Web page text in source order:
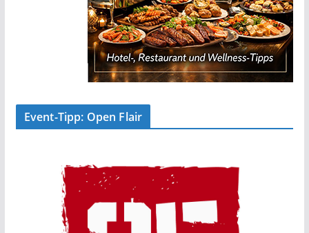
Event-Tipp: Open Flair